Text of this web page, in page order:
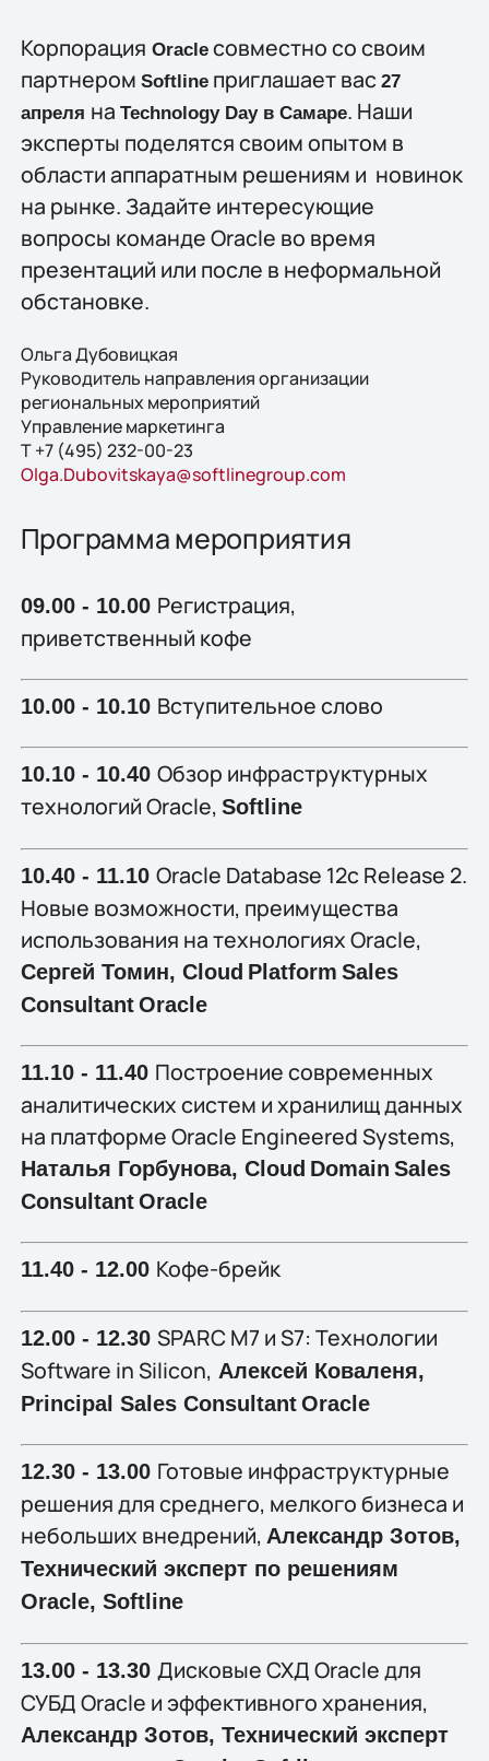
Корпорация Oracleсовместно со своим
партнером Softlineприглашает вас 27
апреля на Technology Day в Самаре. Наши
эксперты поделятся своим опытом в
области аппаратным решениям и новинок
на рынке. Задайте интересующие
вопросы команде Oracle во время
презентаций или после в неформальной
обстановке.
Ольга Дубовицкая
Руководитель направления организации
региональных мероприятий
Управление маркетинга
Т +7 (495) 232-00-23
Olga.Dubovitskaya@softlinegroup.com
Программа мероприятия
09.00 - 10.00 Регистрация,
приветственный кофе
10.00 - 10.10 Вступительное слово
10.10 - 10.40 Обзор инфраструктурных
технологий Oracle, Softline
10.40 - 11.10 Oracle Database 12c Release 2.
Новые возможности, преимущества
использования на технологиях Oracle,
Сергей Томин, Cloud Platform Sales
ConsultantOracle
11.10 - 11.40 Построение современных
аналитических систем и хранилищ данных
на платформе Oracle Engineered Systems,
Наталья Горбунова, Cloud Domain Sales
ConsultantOracle
11.40 - 12.00 Кофе-брейк
12.00 - 12.30 SPARC M7 и S7: Технологии
Software in Silicon, Алексей Коваленя,
Principal Sales ConsultantOracle
12.30 - 13.00 Готовые инфраструктурные
решения для среднего, мелкого бизнеса и
небольших внедрений, Александр Зотов,
Технический эксперт по решениям
Oracle, Softline
13.00 - 13.30 Дисковые СХД Oracle для
СУБД Oracle и эффективного хранения,
Александр Зотов, Технический эксперт